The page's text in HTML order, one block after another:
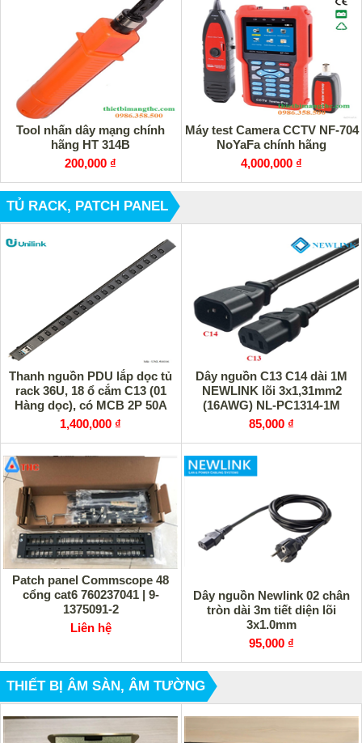
Tool nhấn dây mạng chính
hãng HT 314B
200,000 ₫
Máy test Camera CCTV NF-704
NoYaFa chính hãng
4,000,000 ₫
TỦ RACK, PATCH PANEL
Thanh nguồn PDU lắp dọc tủ
rack 36U, 18 ổ cắm C13 (01
Hàng dọc), có MCB 2P 50A
UNI-50036 Unilink
1,400,000 ₫
Dây nguồn C13 C14 dài 1M
NEWLINK lõi 3x1,31mm2
(16AWG) NL-PC1314-1M
85,000 ₫
Patch panel Commscope 48
cổng cat6 760237041 | 9-
1375091-2
Liên hệ
Dây nguồn Newlink 02 chân
tròn dài 3m tiết diện lõi
3x1.0mm
95,000 ₫
THIẾT BỊ ÂM SÀN, ÂM TƯỜNG